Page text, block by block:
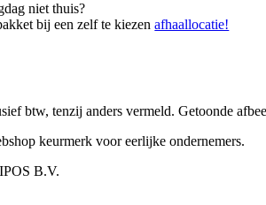
niet thuis?
bij een zelf te kiezenafhaallocatie!
btw, tenzij anders vermeld. Getoonde
keurmerk voor eerlijke ondernemers.
B.V.